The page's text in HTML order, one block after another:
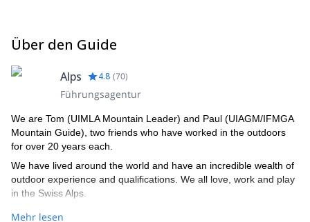
Über den Guide
Alps 4.8 (70)
Führungsagentur
We are Tom (UIMLA Mountain Leader) and Paul (UIAGM/IFMGA
Mountain Guide), two friends who have worked in the outdoors
for over 20 years each.
We have lived around the world and have an incredible wealth of
outdoor experience and qualifications. We all love, work and play
in the Swiss Alps.
We love sharing our local environment with guests and helping
Mehr lesen